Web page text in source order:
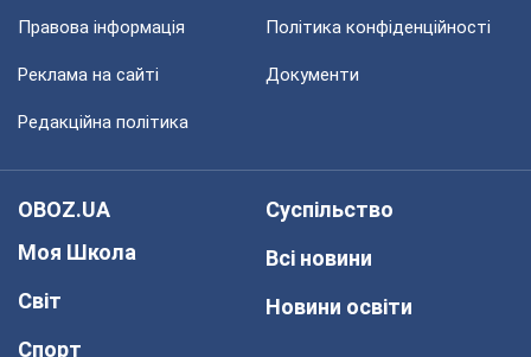
Правова інформація Політика конфіденційності
Реклама на сайті Документи
Редакційна політика
OBOZ.UA
Моя Школа
Світ
Спорт
Суспільство
Всі новини
Новини освіти